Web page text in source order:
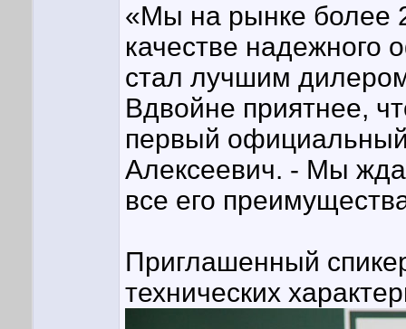
«Мы на рынке более
качестве
стал лучшим
Вдвойне приятнее,
первый
Алексеевич. - Мы
все его
Приглашенный
технических